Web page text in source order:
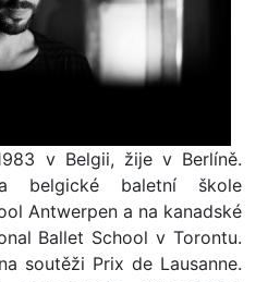
v Belgii, žije v Berlíně.
belgické baletní škole
Antwerpen a na kanadské
Ballet School v Torontu.
soutěži Prix de Lausanne.